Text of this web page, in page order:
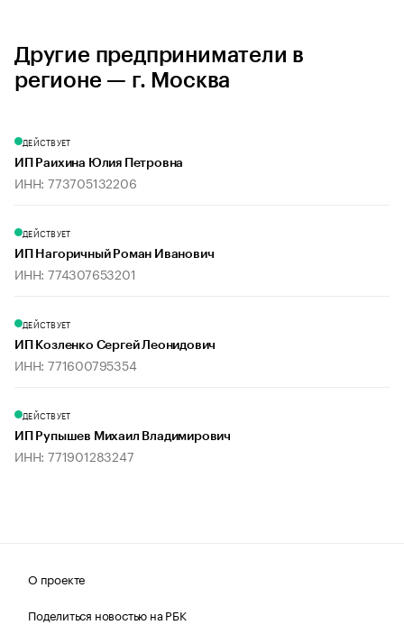
Другие предприниматели в
регионе — г. Москва
ДЕЙСТВУЕТ
ИП Раихина Юлия Петровна
ИНН: 773705132206
ДЕЙСТВУЕТ
ИП Нагоричный Роман Иванович
ИНН: 774307653201
ДЕЙСТВУЕТ
ИП Козленко Сергей Леонидович
ИНН: 771600795354
ДЕЙСТВУЕТ
ИП Рупышев Михаил Владимирович
ИНН: 771901283247
О проекте
Поделиться новостью на РБК